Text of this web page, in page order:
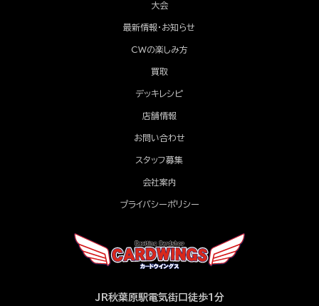
大会
最新情報・お知らせ
CWの楽しみ方
買取
デッキレシピ
店舗情報
お問い合わせ
スタッフ募集
会社案内
プライバシーポリシー
JR秋葉原駅電気街口徒歩1分